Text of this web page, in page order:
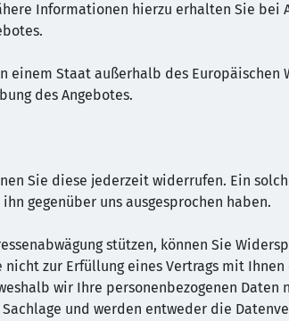
Informationen hierzu erhalten Sie bei
Staat außerhalb des Europäischen
des Angebotes.
Sie diese jederzeit widerrufen. Ein
gegenüber uns ausgesprochen haben.
stützen, können Sie
zur Erfüllung eines Vertrags mit
wir Ihre personenbezogenen Daten
und werden entweder die